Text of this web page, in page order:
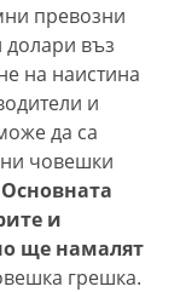
превозни
долари въз
на наистина
и
да са
човешки
Основната
и
ще намалят
грешка.